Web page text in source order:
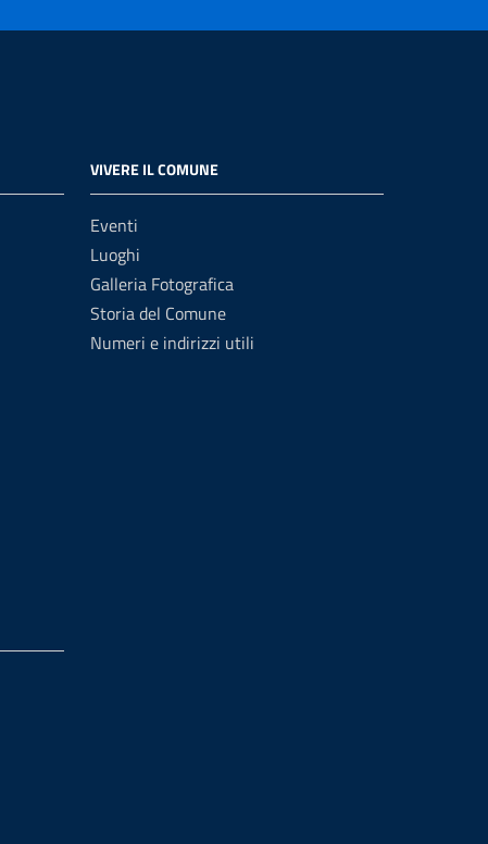
VIVERE IL COMUNE
Eventi
Luoghi
Galleria Fotografica
Storia del Comune
Numeri e indirizzi utili